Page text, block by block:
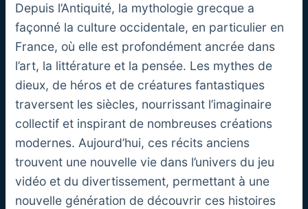
Depuis l’Antiquité, la mythologie grecque a
façonné la culture occidentale, en particulier en
France, où elle est profondément ancrée dans
l’art, la littérature et la pensée. Les mythes de
dieux, de héros et de créatures fantastiques
traversent les siècles, nourrissant l’imaginaire
collectif et inspirant de nombreuses créations
modernes. Aujourd’hui, ces récits anciens
trouvent une nouvelle vie dans l’univers du jeu
vidéo et du divertissement, permettant à une
nouvelle génération de découvrir ces histoires